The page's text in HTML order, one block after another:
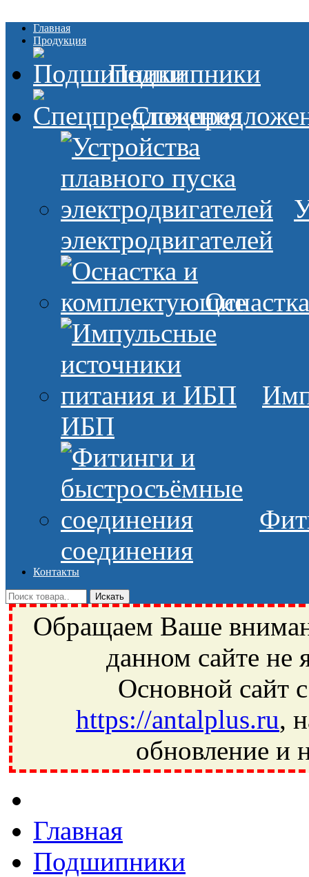
Главная
Продукция
Подшипники
электродвигателей
ИБП
соединения
Контакты
Обращаем Ваше
данном сайте не
Основной сайт
https://antalplus.ru,
обновление и
Ивантеевка, подшипники, пневматика, метизы, техника,
Главная
Подшипники